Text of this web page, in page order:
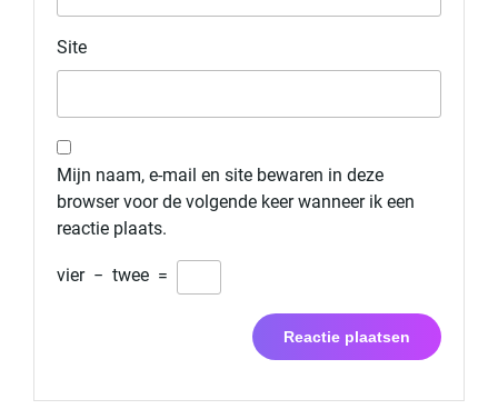
Site
Mijn naam, e-mail en site bewaren in deze
browser voor de volgende keer wanneer ik een
reactie plaats.
vier − twee =